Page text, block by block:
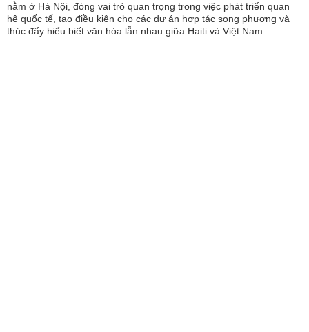
nằm ở Hà Nội, đóng vai trò quan trọng trong việc phát triển quan
hệ quốc tế, tạo điều kiện cho các dự án hợp tác song phương và
thúc đẩy hiểu biết văn hóa lẫn nhau giữa Haiti và Việt Nam.